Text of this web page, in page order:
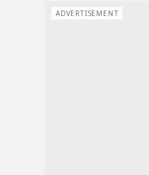
ADVERTISEMENT